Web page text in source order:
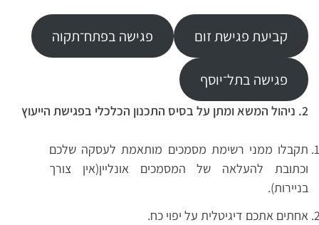
קביעת פגישת זום פגישה בפתח־תקוה
פגישה בתל־יוסף
2. ניהול המשא ומתן על בסיס התכנון הכלכלי בפגישת הייעוץ
תקבלו ממני רשימת מסמכים מותאמת לעסקה שלכם
וכתובת להעלאה של המסמכים אונליין(אין צורך
בניירות).
אחתים אתכם דיגיטלית על יפוי כח.